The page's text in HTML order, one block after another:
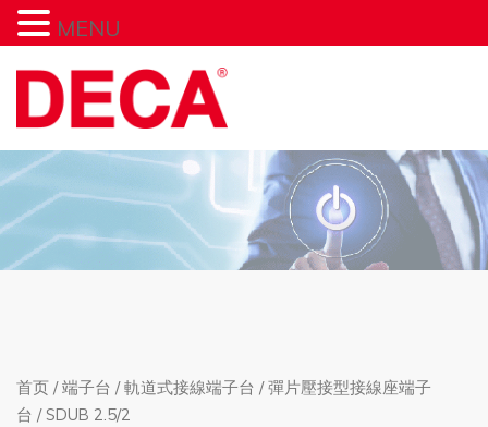
首页 /端子台 /軌道式接線端子台 /彈片壓接型接線座端子
台 / SDUB 2.5/2
MENU